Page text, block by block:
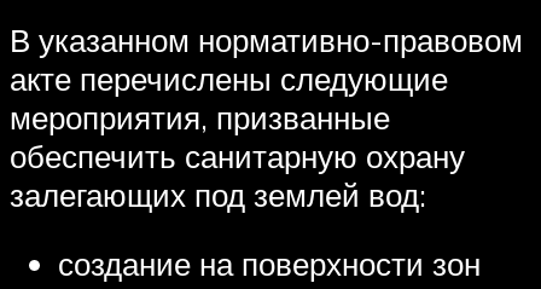
В указанном нормативно-правовом
акте перечислены следующие
мероприятия, призванные
обеспечить санитарную охрану
залегающих под землей вод:
создание на поверхности зон